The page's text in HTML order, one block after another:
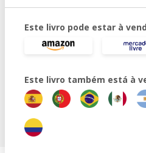
Este livro pode estar à
Este livro também está à